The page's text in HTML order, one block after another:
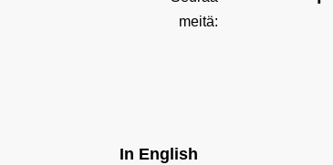
meitä:
In English